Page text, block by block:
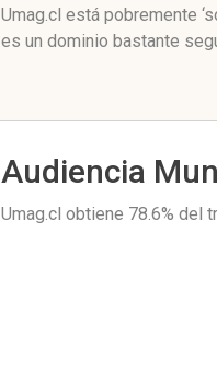
Umag.cl está pobremente
es un dominio bastante
Audiencia
Umag.cl obtiene 78.6% del